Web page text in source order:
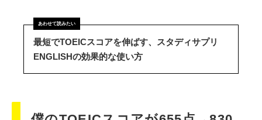
最短でTOEICスコアを伸ばす、スタディサプリ
ENGLISHの効果的な使い方